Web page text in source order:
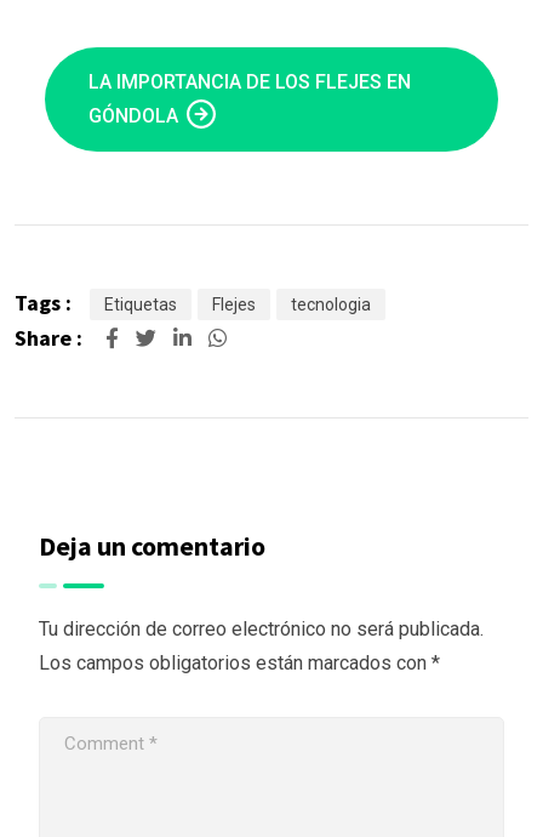
LA IMPORTANCIA DE LOS FLEJES EN
GÓNDOLA
Tags : Etiquetas Flejes tecnologia
Share :
Deja un comentario
Tu dirección de correo electrónico no será publicada.
Los campos obligatorios están marcados con *